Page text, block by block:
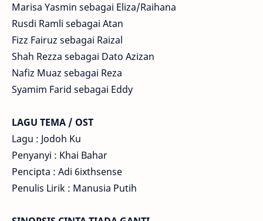
Marisa Yasmin sebagai Eliza/Raihana
Rusdi Ramli sebagai Atan
Fizz Fairuz sebagai Raizal
Shah Rezza sebagai Dato Azizan
Nafiz Muaz sebagai Reza
Syamim Farid sebagai Eddy
LAGU TEMA / OST
Lagu : Jodoh Ku
Penyanyi : Khai Bahar
Pencipta : Adi 6ixthsense
Penulis Lirik : Manusia Putih